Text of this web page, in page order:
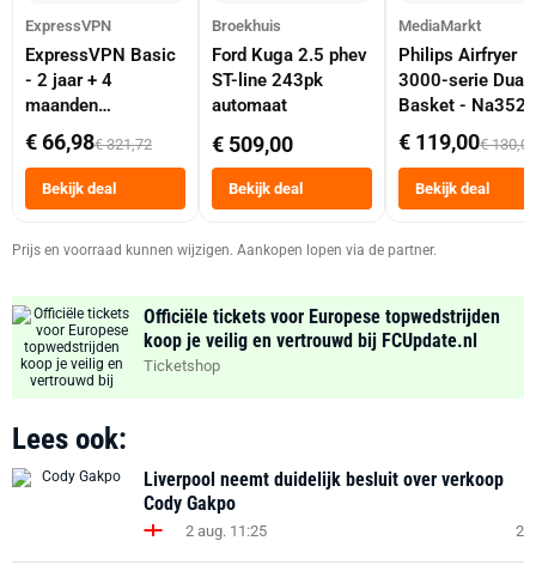
ExpressVPN
ExpressVPN Basic
- 2 jaar + 4
maanden
abonnement
€ 66,98€ 321,72
Bekijk deal
Broekhuis
Ford Kuga 2.5 phev
ST-line 243pk
automaat
€ 509,00
Bekijk deal
MediaMarkt
Philips Airfryer
3000-serie Dual
Basket -
Dubbele Mand 9
Tot 6 Personen
Heteluchtfriteuse
Zwart
€ 119,00€ 130,00
Bekijk deal
Prijs en voorraad kunnen wijzigen. Aankopen lopen via de partner.
Officiële tickets voor Europese topwedstrijden
koop je veilig en vertrouwd bij FCUpdate.nl
Ticketshop
Lees ook:
Liverpool neemt duidelijk besluit over verkoop
Cody Gakpo
2 aug. 11:25 2